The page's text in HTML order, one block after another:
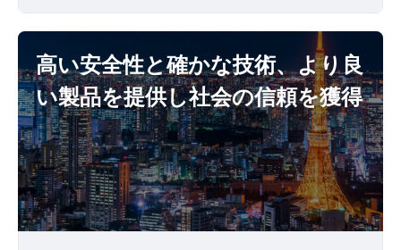
高い安全性と確かな技術、より良
い製品を提供し社会の信頼を獲得